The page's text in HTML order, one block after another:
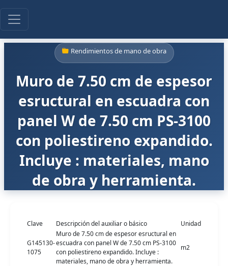
Rendimientos de mano de obra
Muro de 7.50 cm de espesor
esructural en escuadra con
panel W de 7.50 cm PS-3100
con poliestireno expandido.
Incluye : materiales, mano
de obra y herramienta.
Clave Descripción del auxiliar o básico Unidad
G145130-
1075
Muro de 7.50 cm de espesor esructural en
escuadra con panel W de 7.50 cm PS-3100
con poliestireno expandido. Incluye :
materiales, mano de obra y herramienta.
m2